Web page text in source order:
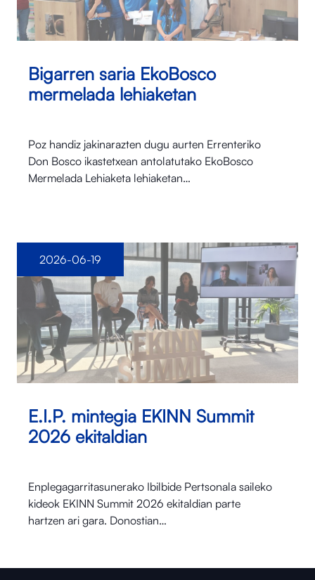
Bigarren saria EkoBosco
mermelada lehiaketan
Poz handiz jakinarazten dugu aurten Errenteriko
Don Bosco ikastetxean antolatutako EkoBosco
Mermelada Lehiaketa lehiaketan…
E.I.P. mintegia EKINN Summit
2026 ekitaldian
Enplegagarritasunerako Ibilbide Pertsonala saileko
kideok EKINN Summit 2026 ekitaldian parte
hartzen ari gara. Donostian…
2026-06-19